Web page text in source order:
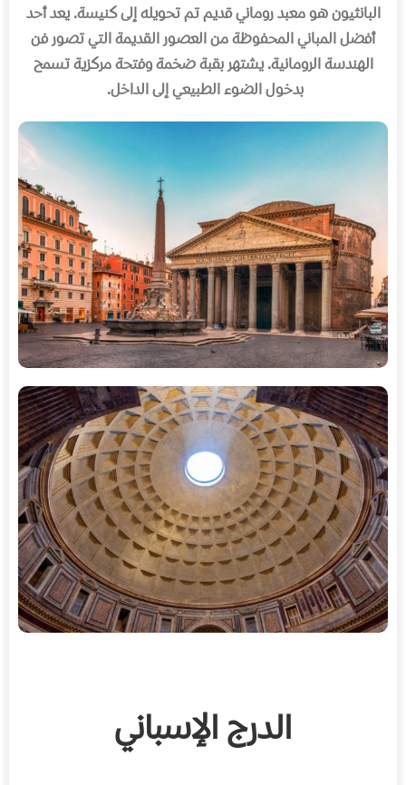
البانثيون هو معبد روماني قديم تم تحويله إلى كنيسة.يعد أحد
أفضل المباني المحفوظة من العصور القديمة التي تصور فن
الهندسة الرومانية.يشتهر بقبة ضخمة وفتحة مركزية تسمح
بدخول الضوء الطبيعي إلى الداخل.
الدرج الإسباني